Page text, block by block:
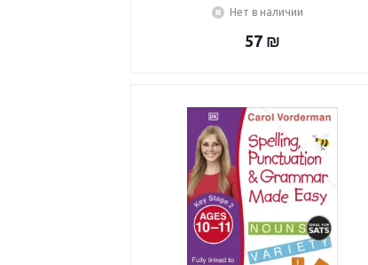
Ages 5-7. Key Stage 1
Нет в наличии
57 ₪